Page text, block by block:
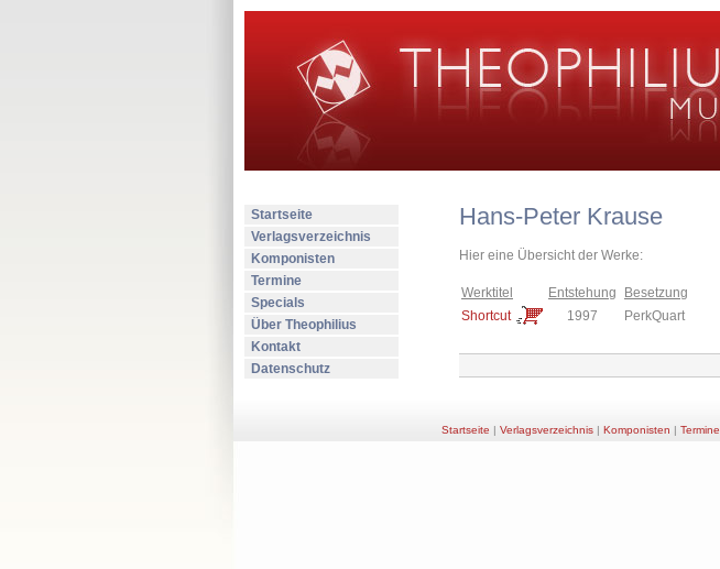
Startseite
Verlagsverzeichnis
Komponisten
Termine
Specials
Über Theophilius
Kontakt
Datenschutz
Hans-Peter Krause
Hier eine Übersicht der Werke:
Werktitel Entstehung
Besetzung
Shortcut
1997 PerkQuart
Startseite | Verlagsverzeichnis| Komponisten | Termine